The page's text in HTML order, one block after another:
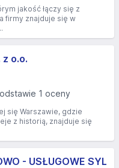
jakość łączy się z
firmy znajduje się w
z o.o.
1 oceny
się Warszawie, gdzie
z historią, znajduje się
- USŁUGOWE SYL